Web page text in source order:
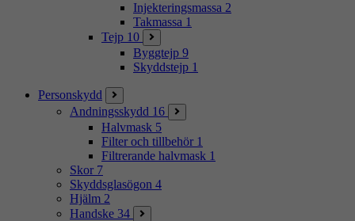
Injekteringsmassa 2
Takmassa 1
Tejp 10
Byggtejp 9
Skyddstejp 1
Personskydd
Andningsskydd 16
Halvmask 5
Filter och tillbehör 1
Filtrerande halvmask 1
Skor 7
Skyddsglasögon 4
Hjälm 2
Handske 34